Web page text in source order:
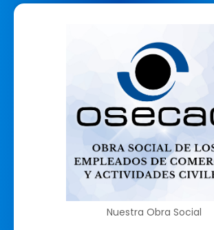
Nuestra Obra Social